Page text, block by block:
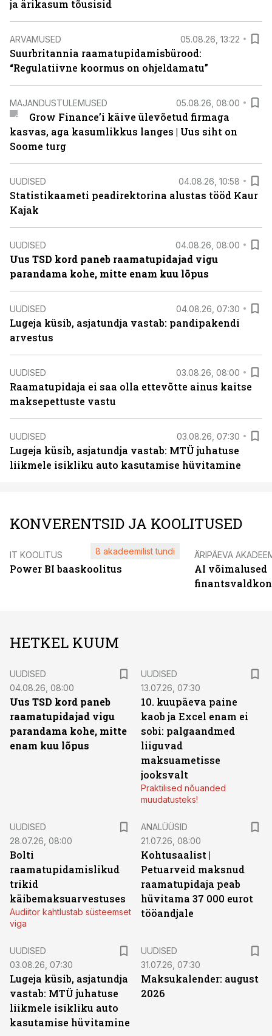
ja ärikasum tõusisid
ARVAMUSED 05.08.26, 13:22
Suurbritannia raamatupidamisbürood:
“Regulatiivne koormus on ohjeldamatu”
MAJANDUSTULEMUSED 05.08.26, 08:00
Grow Finance’i käive ülevõetud firmaga
kasvas, aga kasumlikkus langes | Uus siht on
Soome turg
UUDISED 04.08.26, 10:58
Statistikaameti peadirektorina alustas tööd Kaur
Kajak
UUDISED 04.08.26, 08:00
Uus TSD kord paneb raamatupidajad vigu
parandama kohe, mitte enam kuu lõpus
UUDISED 04.08.26, 07:30
Lugeja küsib, asjatundja vastab: pandipakendi
arvestus
UUDISED 03.08.26, 08:00
Raamatupidaja ei saa olla ettevõtte ainus kaitse
maksepettuste vastu
UUDISED 03.08.26, 07:30
Lugeja küsib, asjatundja vastab: MTÜ juhatuse
liikmele isikliku auto kasutamise hüvitamine
KONVERENTSID JA KOOLITUSED
IT KOOLITUS
Power BI baaskoolitus
8 akadeemilist tundi ÄRIPÄEVA
AI võimalused
HETKEL KUUM
UUDISED
04.08.26, 08:00
Uus TSD kord paneb
raamatupidajad vigu
parandama kohe, mitte
enam kuu lõpus
UUDISED
13.07.26, 07:30
10. kuupäeva paine
kaob ja Excel enam ei
sobi: palgaandmed
liiguvad
maksuametisse
jooksvalt
Praktilised nõuanded
muudatusteks!
UUDISED
28.07.26, 08:00
Bolti
raamatupidamislikud
trikid
käibemaksuarvestuses
Audiitor kahtlustab süsteemset
viga
ANALÜÜSID
21.07.26, 08:00
Kohtusaalist |
Petuarveid maksnud
raamatupidaja peab
hüvitama 37 000 eurot
tööandjale
UUDISED
03.08.26, 07:30
Lugeja küsib, asjatundja
vastab: MTÜ juhatuse
liikmele isikliku auto
kasutamise hüvitamine
UUDISED
31.07.26, 07:30
Maksukalender: august
2026